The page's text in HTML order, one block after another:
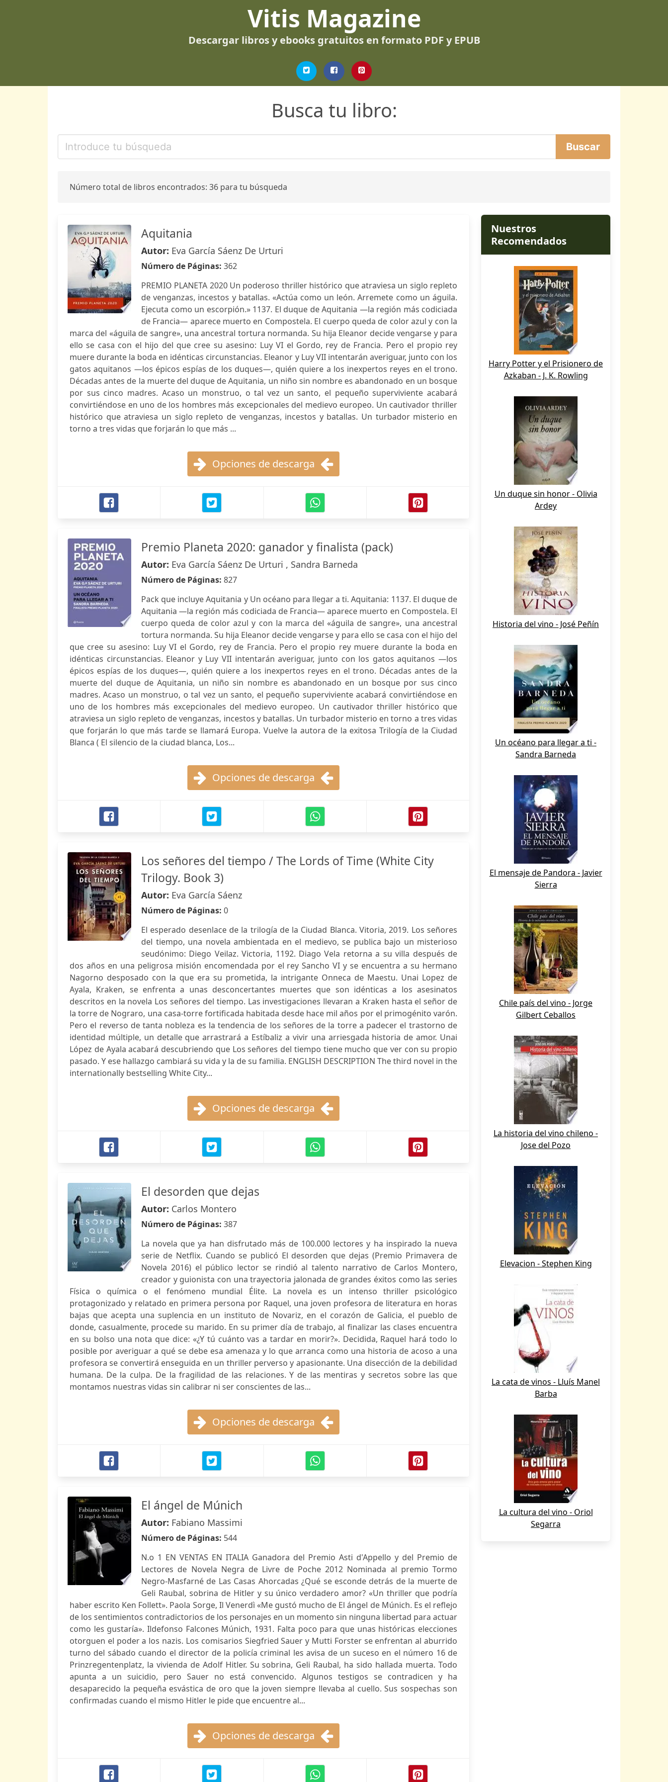
Vitis Magazine
Descargar libros y ebooks gratuitos en formato PDF y EPUB
Busca tu libro:
Número total de libros encontrados: 36 para tu búsqueda
Aquitania
Autor: Eva García Sáenz De Urturi
Número de Páginas: 362
PREMIO PLANETA 2020 Un poderoso thriller histórico que atraviesa un siglo repleto
de venganzas, incestos y batallas. «Actúa como un león. Arremete como un águila.
Ejecuta como un escorpión.» 1137. El duque de Aquitania —la región más codiciada
de Francia— aparece muerto en Compostela. El cuerpo queda de color azul y con la
marca del «águila de sangre», una ancestral tortura normanda. Su hija Eleanor decide vengarse y para
ello se casa con el hijo del que cree su asesino: Luy VI el Gordo, rey de Francia. Pero el propio rey
muere durante la boda en idénticas circunstancias. Eleanor y Luy VII intentarán averiguar, junto con los
gatos aquitanos —los épicos espías de los duques—, quién quiere a los inexpertos reyes en el trono.
Décadas antes de la muerte del duque de Aquitania, un niño sin nombre es abandonado en un bosque
por sus cinco madres. Acaso un monstruo, o tal vez un santo, el pequeño superviviente acabará
convirtiéndose en uno de los hombres más excepcionales del medievo europeo. Un cautivador thriller
histórico que atraviesa un siglo repleto de venganzas, incestos y batallas. Un turbador misterio en
torno a tres vidas que forjarán lo que más ...
Opciones de descarga
Premio Planeta 2020: ganador y finalista (pack)
Autor: Eva García Sáenz De Urturi , Sandra Barneda
Número de Páginas: 827
Pack que incluye Aquitania y Un océano para llegar a ti. Aquitania: 1137. El duque de
Aquitania —la región más codiciada de Francia— aparece muerto en Compostela. El
cuerpo queda de color azul y con la marca del «águila de sangre», una ancestral
tortura normanda. Su hija Eleanor decide vengarse y para ello se casa con el hijo del
que cree su asesino: Luy VI el Gordo, rey de Francia. Pero el propio rey muere durante la boda en
idénticas circunstancias. Eleanor y Luy VII intentarán averiguar, junto con los gatos aquitanos —los
épicos espías de los duques—, quién quiere a los inexpertos reyes en el trono. Décadas antes de la
muerte del duque de Aquitania, un niño sin nombre es abandonado en un bosque por sus cinco
madres. Acaso un monstruo, o tal vez un santo, el pequeño superviviente acabará convirtiéndose en
uno de los hombres más excepcionales del medievo europeo. Un cautivador thriller histórico que
atraviesa un siglo repleto de venganzas, incestos y batallas. Un turbador misterio en torno a tres vidas
que forjarán lo que más tarde se llamará Europa. Vuelve la autora de la exitosa Trilogía de la Ciudad
Blanca ( El silencio de la ciudad blanca, Los...
Opciones de descarga
Los señores del tiempo / The Lords of Time (White City
Trilogy. Book 3)
Autor: Eva García Sáenz
Número de Páginas: 0
El esperado desenlace de la trilogía de la Ciudad Blanca. Vitoria, 2019. Los señores
del tiempo, una novela ambientada en el medievo, se publica bajo un misterioso
seudónimo: Diego Veilaz. Victoria, 1192. Diago Vela retorna a su villa después de
dos años en una peligrosa misión encomendada por el rey Sancho VI y se encuentra a su hermano
Nagorno desposado con la que era su prometida, la intrigante Onneca de Maestu. Unai Lopez de
Ayala, Kraken, se enfrenta a unas desconcertantes muertes que son idénticas a los asesinatos
descritos en la novela Los señores del tiempo. Las investigaciones llevaran a Kraken hasta el señor de
la torre de Nograro, una casa-torre fortificada habitada desde hace mil años por el primogénito varón.
Pero el reverso de tanta nobleza es la tendencia de los señores de la torre a padecer el trastorno de
identidad múltiple, un detalle que arrastrará a Estíbaliz a vivir una arriesgada historia de amor. Unai
López de Ayala acabará descubriendo que Los señores del tiempo tiene mucho que ver con su propio
pasado. Y ese hallazgo cambiará su vida y la de su familia. ENGLISH DESCRIPTION The third novel in the
internationally bestselling White City...
Opciones de descarga
El desorden que dejas
Autor: Carlos Montero
Número de Páginas: 387
La novela que ya han disfrutado más de 100.000 lectores y ha inspirado la nueva
serie de Netflix. Cuando se publicó El desorden que dejas (Premio Primavera de
Novela 2016) el público lector se rindió al talento narrativo de Carlos Montero,
creador y guionista con una trayectoria jalonada de grandes éxitos como las series
Física o química o el fenómeno mundial Élite. La novela es un intenso thriller psicológico
protagonizado y relatado en primera persona por Raquel, una joven profesora de literatura en horas
bajas que acepta una suplencia en un instituto de Novariz, en el corazón de Galicia, el pueblo de
donde, casualmente, procede su marido. En su primer día de trabajo, al finalizar las clases encuentra
en su bolso una nota que dice: «¿Y tú cuánto vas a tardar en morir?». Decidida, Raquel hará todo lo
posible por averiguar a qué se debe esa amenaza y lo que arranca como una historia de acoso a una
profesora se convertirá enseguida en un thriller perverso y apasionante. Una disección de la debilidad
humana. De la culpa. De la fragilidad de las relaciones. Y de las mentiras y secretos sobre las que
montamos nuestras vidas sin calibrar ni ser conscientes de las...
Opciones de descarga
El ángel de Múnich
Autor: Fabiano Massimi
Número de Páginas: 544
N.o 1 EN VENTAS EN ITALIA Ganadora del Premio Asti d'Appello y del Premio de
Lectores de Novela Negra de Livre de Poche 2012 Nominada al premio Tormo
Negro-Masfarné de Las Casas Ahorcadas ¿Qué se esconde detrás de la muerte de
Geli Raubal, sobrina de Hitler y su único verdadero amor? «Un thriller que podría
haber escrito Ken Follett». Paola Sorge, Il Venerdì «Me gustó mucho de El ángel de Múnich. Es el reflejo
de los sentimientos contradictorios de los personajes en un momento sin ninguna libertad para actuar
como les gustaría». Ildefonso Falcones Múnich, 1931. Falta poco para que unas históricas elecciones
otorguen el poder a los nazis. Los comisarios Siegfried Sauer y Mutti Forster se enfrentan al aburrido
turno del sábado cuando el director de la policía criminal les avisa de un suceso en el número 16 de
Prinzregentenplatz, la vivienda de Adolf Hitler. Su sobrina, Geli Raubal, ha sido hallada muerta. Todo
apunta a un suicidio, pero Sauer no está convencido. Algunos testigos se contradicen y ha
desaparecido la pequeña esvástica de oro que la joven siempre llevaba al cuello. Sus sospechas son
confirmadas cuando el mismo Hitler le pide que encuentre al...
Opciones de descarga
Nuestros
Recomendados
Harry Potter y el Prisionero de
Azkaban - J. K. Rowling
Un duque sin honor - Olivia
Ardey
Historia del vino - José Peñín
Un océano para llegar a ti -
Sandra Barneda
El mensaje de Pandora - Javier
Sierra
Chile país del vino - Jorge
Gilbert Ceballos
La historia del vino chileno -
Jose del Pozo
Elevacion - Stephen King
La cata de vinos - Lluís Manel
Barba
La cultura del vino - Oriol
Segarra